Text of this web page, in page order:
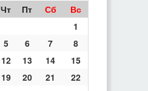
Чт Пт Сб
Вс
1
5 6 7
8
12 13 14
15
19 20 21
22